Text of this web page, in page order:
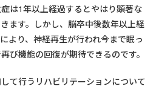
は1年以上経過するとやはり顕著な
ます。しかし、脳卒中後数年以上経
より、神経再生が行われ今まで眠っ
び機能の回復が期待できるのです。
て行うリハビリテーションについて